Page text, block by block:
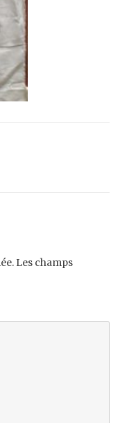
Les champs